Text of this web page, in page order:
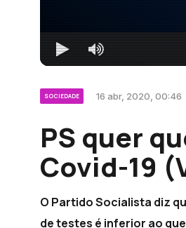
SOCIEDADE 16 abr, 2020, 00:46
PS quer
Covid-19
O Partido Socialista diz
de testes é inferior ao